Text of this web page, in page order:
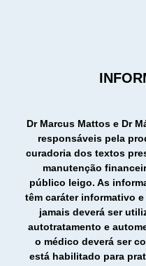
Dr Marcus Mattos e Dr
responsáveis pela
curadoria dos textos
manutenção
público leigo. As
têm caráter informativo
jamais deverá ser
autotratamento e
o médico deverá ser
está habilitado para